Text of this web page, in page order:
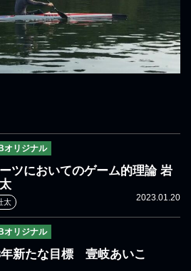
オリジナル
ツにおいてのゲーム的理論 岩
2023.01.20
太
オリジナル
年新たな目標 壹岐あいこ